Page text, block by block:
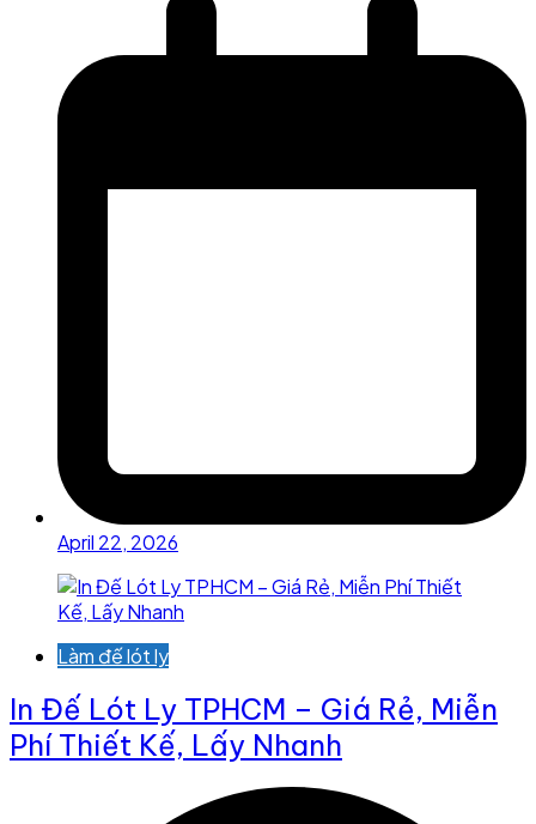
April 22, 2026
Làm đế lót ly
In Đế Lót Ly TPHCM – Giá Rẻ, Miễn
Phí Thiết Kế, Lấy Nhanh